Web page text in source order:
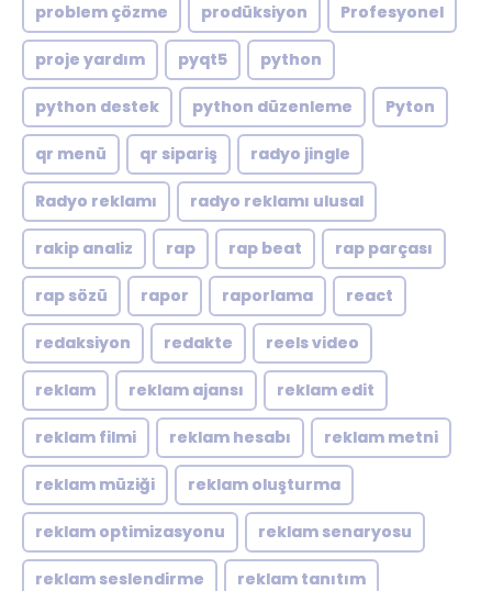
problem çözme prodüksiyon Profesyonel
proje yardım pyqt5 python
python destek python düzenleme Pyton
qr menü qr sipariş radyo jingle
Radyo reklamı radyo reklamı ulusal
rakip analiz rap rap beat rap parçası
rap sözü rapor raporlama react
redaksiyon redakte reels video
reklam reklam ajansı reklam edit
reklam filmi reklam hesabı reklam metni
reklam müziği reklam oluşturma
reklam optimizasyonu reklam senaryosu
reklam seslendirme reklam tanıtım